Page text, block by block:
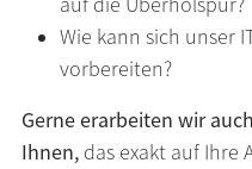
Wie kann sich unser
vorbereiten?
Gerne erarbeiten wir
Ihnen, das exakt auf